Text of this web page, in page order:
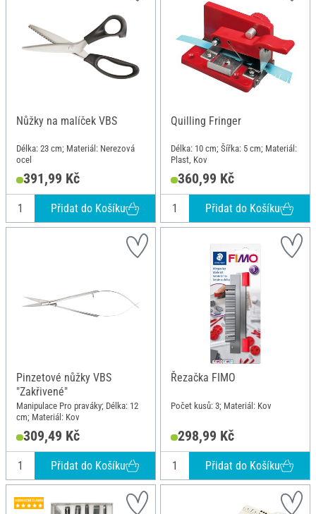
Nůžky na malíček VBS
Délka: 23 cm; Materiál: Nerezová
ocel
391,99 Kč
Přidat do Košíku
Quilling Fringer
Délka: 10 cm; Šířka: 5 cm; Materiál:
Plast, Kov
360,99 Kč
Přidat do Košíku
Pinzetové nůžky VBS
"Zakřivené"
Manipulace Pro praváky; Délka: 12
cm; Materiál: Kov
309,49 Kč
Přidat do Košíku
Řezačka FIMO
Počet kusů: 3; Materiál: Kov
298,99 Kč
Přidat do Košíku